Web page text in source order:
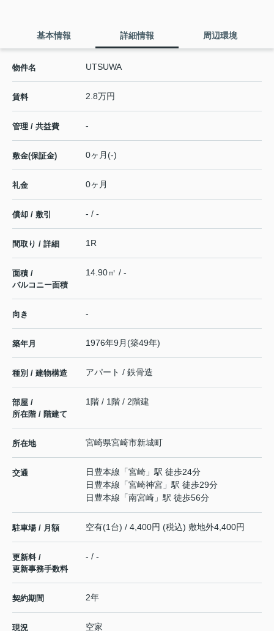
基本情報 詳細情報 周辺環境
物件名 UTSUWA
賃料 2.8万円
管理 / 共益費 -
敷金(保証金) 0ヶ月(-)
礼金 0ヶ月
償却 / 敷引 - / -
間取り / 詳細 1R
面積 /
バルコニー面積
14.90㎡ / -
向き -
築年月 1976年9月(築49年)
種別 / 建物構造 アパート / 鉄骨造
部屋 /
所在階 / 階建て
1階 / 1階 / 2階建
所在地 宮崎県宮崎市新城町
交通 日豊本線 「宮崎 」駅 徒歩24分
日豊本線 「宮崎神宮 」駅 徒歩29分
日豊本線 「南宮崎 」駅 徒歩56分
駐車場 / 月額 空有(1台) / 4,400円 (税込) 敷地外4,400円
更新料 /
更新事務手数料
- / -
契約期間 2年
現況 空家